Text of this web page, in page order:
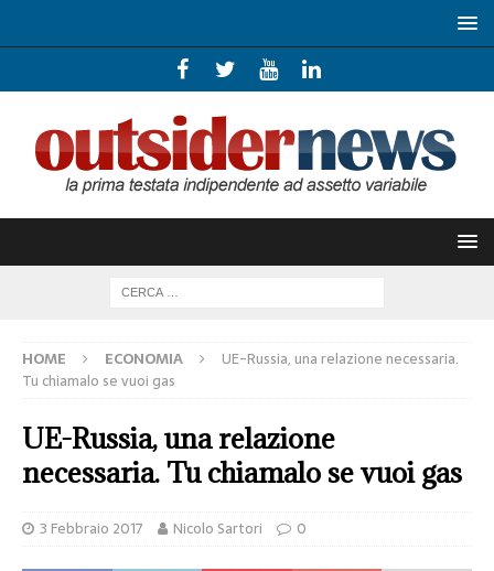
HOME ECONOMIA
UE-Russia, una relazione necessaria.
Tu chiamalo se vuoi gas
UE-Russia, una relazione
necessaria. Tu chiamalo se vuoi gas
3 Febbraio 2017 Nicolo Sartori 0